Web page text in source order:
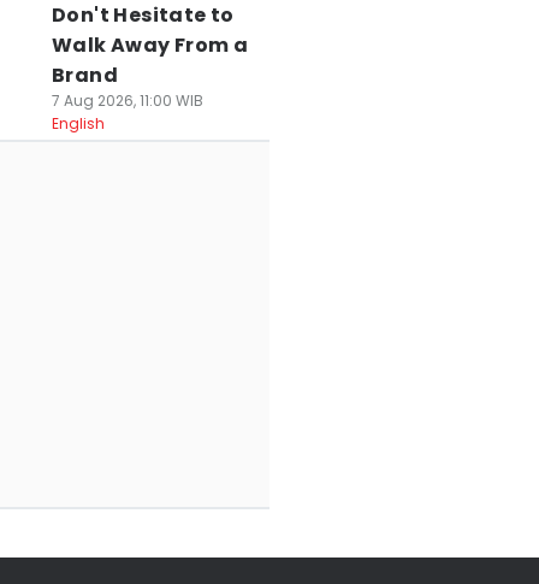
Baru
Cikupa, Adopsi
Daerah Jangan
Cuma Kebagian
Don't Hesitate to
Walk Away From a
Brand
7 Aug 2026, 11:00 WIB
English